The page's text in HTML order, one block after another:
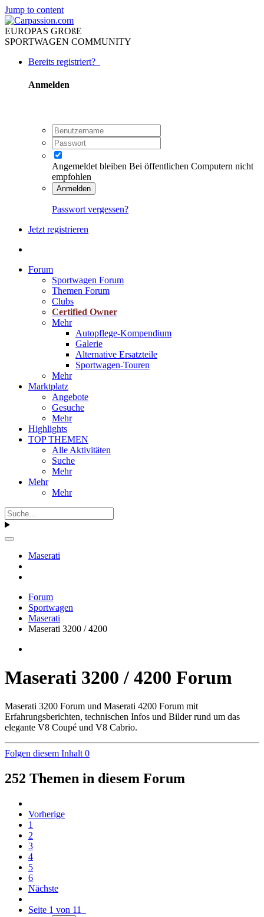
Jump to content
EUROPAS GROßE
SPORTWAGEN COMMUNITY
Bereits registriert?
Anmelden
Angemeldet bleiben Bei öffentlichen Computern nicht
empfohlen
Anmelden
Passwort vergessen?
Jetzt registrieren
Forum
Sportwagen Forum
Themen Forum
Clubs
Certified Owner
Mehr
Autopflege-Kompendium
Galerie
Alternative Ersatzteile
Sportwagen-Touren
Mehr
Marktplatz
Angebote
Gesuche
Mehr
Highlights
TOP THEMEN
Alle Aktivitäten
Suche
Mehr
Mehr
Mehr
Maserati
Forum
Sportwagen
Maserati
Maserati 3200 / 4200
Maserati 3200 / 4200 Forum
Maserati 3200 Forum und Maserati 4200 Forum mit
Erfahrungsberichten, technischen Infos und Bilder rund um das
elegante V8 Coupé und V8 Cabrio.
Folgen diesem Inhalt 0
252 Themen in diesem Forum
Vorherige
1
2
3
4
5
6
Nächste
Seite 1 von 11